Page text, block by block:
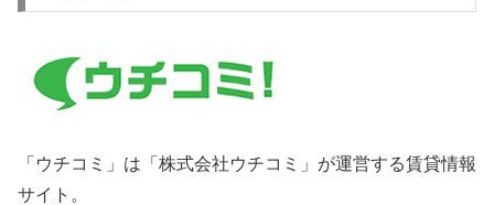
「ウチコミ」は「株式会社ウチコミ」が運営する賃貸情報
サイト。